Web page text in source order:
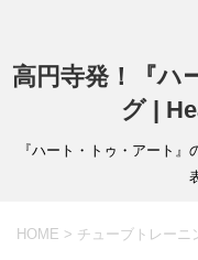
高円寺発！『ハ
グ |
『ハート・トゥ・アート
HOME > チューブトレーニ